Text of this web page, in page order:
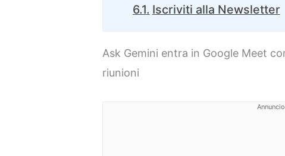
Iscriviti alla Newsletter
Ask Gemini entra in Google Meet
riunioni
Annuncio